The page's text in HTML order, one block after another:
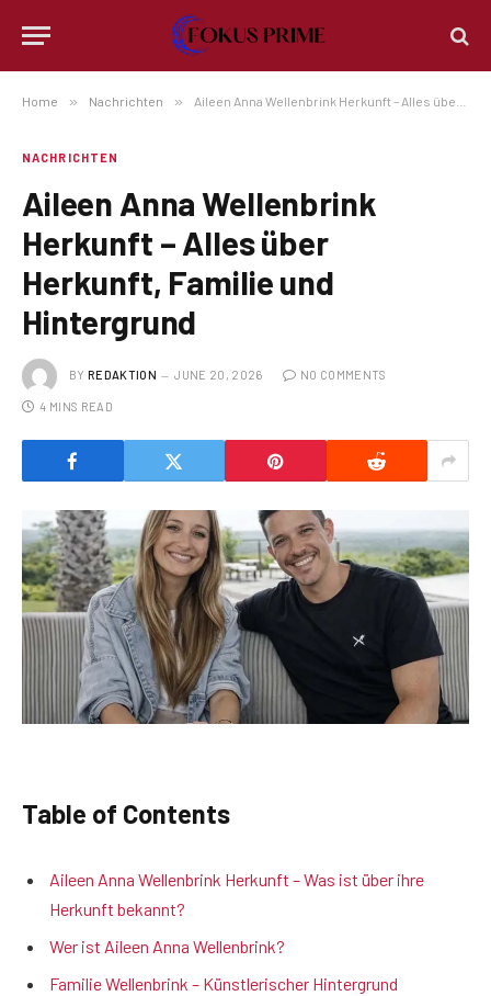
Home » Nachrichten » Aileen Anna Wellenbrink Herkunft – Alles über Herkunft, Familie und Hintergrund
NACHRICHTEN
Aileen Anna Wellenbrink
Herkunft – Alles über
Herkunft, Familie und
Hintergrund
BY REDAKTION JUNE 20, 2026 NO COMMENTS
4 MINS READ
Table of Contents
Aileen Anna Wellenbrink Herkunft – Was ist über ihre
Herkunft bekannt?
Wer ist Aileen Anna Wellenbrink?
Familie Wellenbrink – Künstlerischer Hintergrund